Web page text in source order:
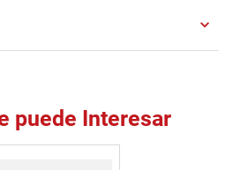
puede Interesar